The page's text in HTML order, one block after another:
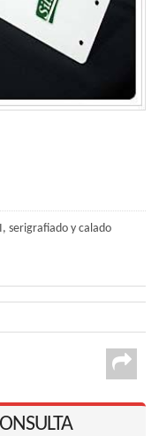
serigrafiado y calado